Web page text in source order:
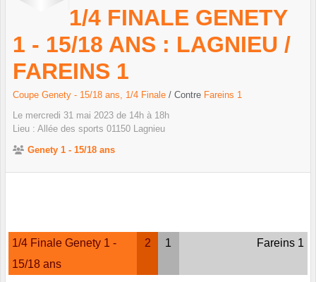
1/4 FINALE GENETY
1 - 15/18 ANS : LAGNIEU /
FAREINS 1
Coupe Genety - 15/18 ans, 1/4 Finale / Contre Fareins 1
Le mercredi 31 mai 2023 de 14h à 18h
Lieu : Allée des sports 01150 Lagnieu
Genety 1 - 15/18 ans
1/4 Finale Genety 1 -
15/18 ans
2 1 Fareins 1